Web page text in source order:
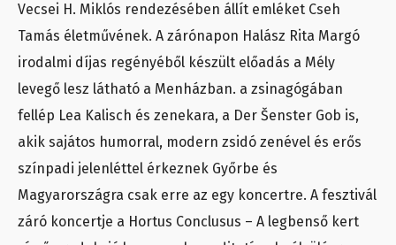
Vecsei H. Miklós rendezésében állít emléket Cseh
Tamás életművének. A zárónapon Halász Rita Margó
irodalmi díjas regényéből készült előadás a Mély
levegő lesz látható a Menházban. a zsinagógában
fellép Lea Kalisch és zenekara, a Der Šenster Gob is,
akik sajátos humorral, modern zsidó zenével és erős
színpadi jelenléttel érkeznek Győrbe és
Magyarországra csak erre az egy koncertre. A fesztivál
záró koncertje a Hortus Conclusus – A legbenső kert